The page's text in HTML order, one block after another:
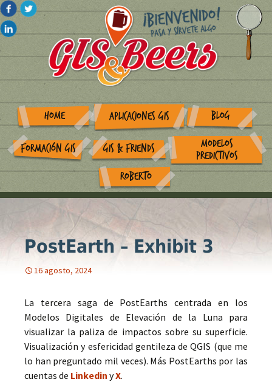
HOME APLICACIONES GIS BLOG
FORMACIÓN GIS GIS & FRIENDS
MODELOS
PREDICTIVOS
ROBERTO
PostEarth – Exhibit 3
16 agosto, 2024
La tercera saga de PostEarths centrada en los
Modelos Digitales de Elevación de la Luna para
visualizar la paliza de impactos sobre su superficie.
Visualización y esfericidad gentileza de QGIS (que me
lo han preguntado mil veces). Más PostEarths por las
cuentas de Linkedin yX.